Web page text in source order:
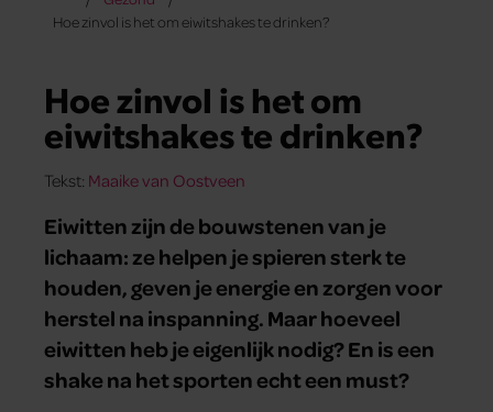
Hoe zinvol is het om eiwitshakes te drinken?
Hoe zinvol is het om
eiwitshakes te drinken?
Tekst: Maaike van Oostveen
Eiwitten zijn de bouwstenen van je
lichaam: ze helpen je spieren sterk te
houden, geven je energie en zorgen voor
herstel na inspanning. Maar hoeveel
eiwitten heb je eigenlijk nodig? En is een
shake na het sporten echt een must?